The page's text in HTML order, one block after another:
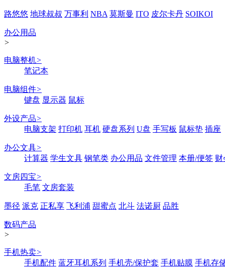
路悠悠 地球叔叔 万事利 NBA 莫斯曼 ITO 皮尔卡丹 SOIKOI
办公用品
>
电脑整机>
笔记本
电脑组件>
键盘 显示器 鼠标
外设产品>
电脑支架 打印机 耳机 硬盘系列 U盘 手写板 鼠标垫 插座
办公文具>
计算器 学生文具 钢笔类 办公用品 文件管理 本册/便签 财
文房四宝>
毛笔 文房套装
墨径 派克 正私享 飞利浦 甜蜜点 北斗 法诺厨 品胜
数码产品
>
手机热卖>
手机配件 蓝牙耳机系列 手机壳/保护套 手机贴膜 手机存